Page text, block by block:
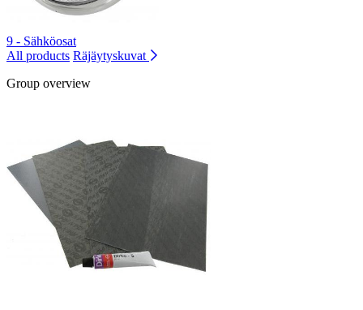
9 - Sähköosat
All products Räjäytyskuvat
Group overview